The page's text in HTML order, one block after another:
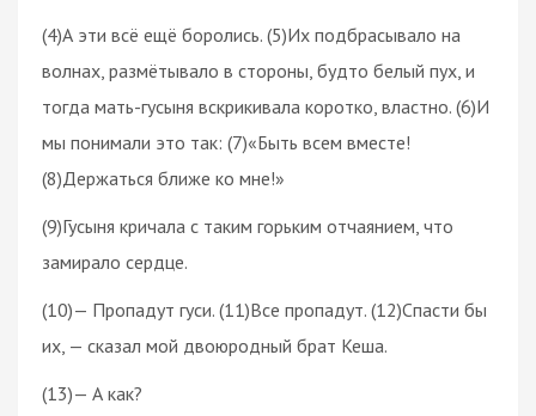
(4)А эти всё ещё боролись. (5)Их подбрасывало на
волнах, размётывало в стороны, будто белый пух, и
тогда мать-гусыня вскрикивала коротко, властно. (6)И
мы понимали это так: (7)«Быть всем вместе!
(8)Держаться ближе ко мне!»
(9)Гусыня кричала с таким горьким отчаянием, что
замирало сердце.
(10)— Пропадут гуси. (11)Все пропадут. (12)Спасти бы
их, — сказал мой двоюродный брат Кеша.
(13)— А как?